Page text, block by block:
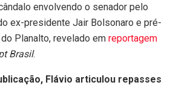
envolvendo o senador pelo
ex-presidente Jair Bolsonaro e pré-
Planalto, revelado em reportagem
Brasil.
Flávio articulou repasses